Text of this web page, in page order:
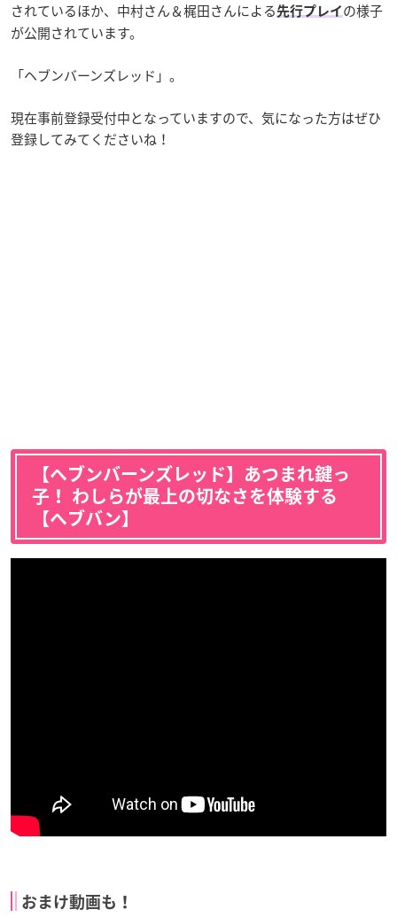
されているほか、中村さん＆梶田さんによる先行プレイ の様子
が公開されています。
「ヘブンバーンズレッド」。
現在事前登録受付中となっていますので、気になった方はぜひ
登録してみてくださいね！
【ヘブンバーンズレッド】あつまれ鍵っ
子！ わしらが最上の切なさを体験する
【ヘブバン】
おまけ動画も！